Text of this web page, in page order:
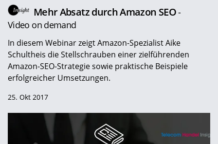
Mehr Absatz durch Amazon SEO-
Video on demand
In diesem Webinar zeigt Amazon-Spezialist Aike
Schultheis die Stellschrauben einer zielführenden
Amazon-SEO-Strategie sowie praktische Beispiele
erfolgreicher Umsetzungen.
25. Okt 2017